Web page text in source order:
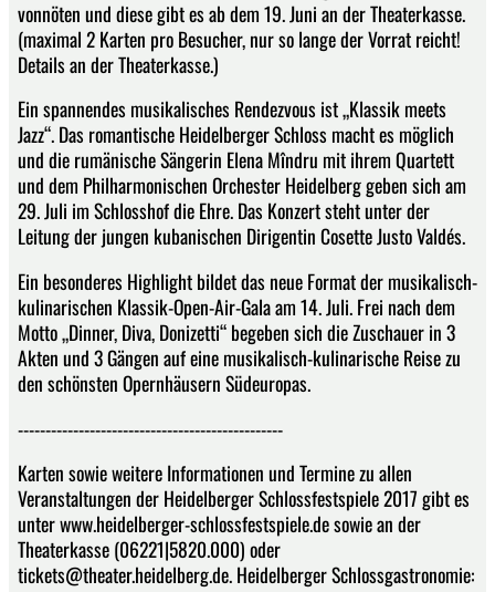
vonnöten und diese gibt es ab dem 19. Juni an der Theaterkasse.
(maximal 2 Karten pro Besucher, nur so lange der Vorrat reicht!
Details an der Theaterkasse.)
Ein spannendes musikalisches Rendezvous ist „Klassik meets
Jazz“. Das romantische Heidelberger Schloss macht es möglich
und die rumänische Sängerin Elena Mîndru mit ihrem Quartett
und dem Philharmonischen Orchester Heidelberg geben sich am
29. Juli im Schlosshof die Ehre. Das Konzert steht unter der
Leitung der jungen kubanischen Dirigentin Cosette Justo Valdés.
Ein besonderes Highlight bildet das neue Format der musikalisch-
kulinarischen Klassik-Open-Air-Gala am 14. Juli. Frei nach dem
Motto „Dinner, Diva, Donizetti“ begeben sich die Zuschauer in 3
Akten und 3 Gängen auf eine musikalisch-kulinarische Reise zu
den schönsten Opernhäusern Südeuropas.
------------------------------------------------
Karten sowie weitere Informationen und Termine zu allen
Veranstaltungen der Heidelberger Schlossfestspiele 2017 gibt es
unter www.heidelberger-schlossfestspiele.de sowie an der
Theaterkasse (06221|5820.000) oder
tickets@theater.heidelberg.de. Heidelberger Schlossgastronomie: